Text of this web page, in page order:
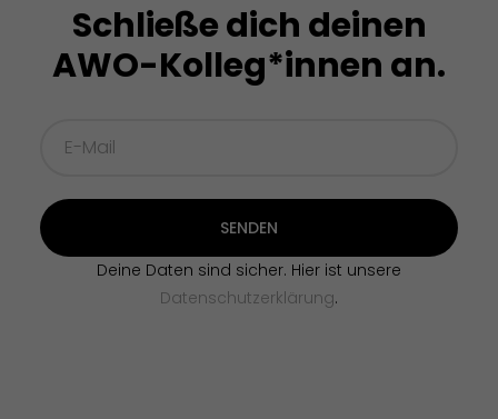
Schließe dich deinen
AWO-Kolleg*innen an.
SENDEN
Deine Daten sind sicher. Hier ist unsere
Datenschutzerklärung.